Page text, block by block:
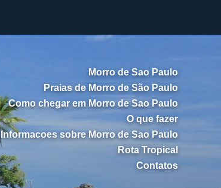
Morro de Sao Paulo
Praias de Morro de São Paulo
Como chegar em Morro de Sao Paulo
O que fazer
Informacoes sobre Morro de Sao Paulo
Rota Tropical
Contatos